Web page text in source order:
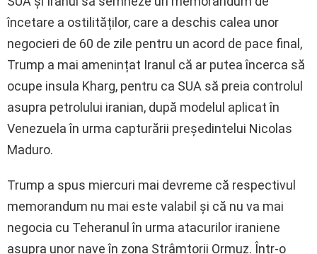
încetare a ostilităților, care a deschis calea unor
negocieri de 60 de zile pentru un acord de pace final,
Trump a mai amenințat Iranul că ar putea încerca să
ocupe insula Kharg, pentru ca SUA să preia controlul
asupra petrolului iranian, după modelul aplicat în
Venezuela în urma capturării președintelui Nicolas
Maduro.
Trump a spus miercuri mai devreme că respectivul
memorandum nu mai este valabil și că nu va mai
negocia cu Teheranul în urma atacurilor iraniene
asupra unor nave în zona Strâmtorii Ormuz. Într-o